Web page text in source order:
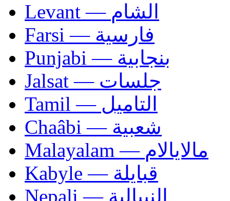
Levant — الشام
Farsi — فارسية
Punjabi — بنجابية
Jalsat — جلسات
Tamil — التاميل
Chaâbi — شعبية
Malayalam — مالايالام
Kabyle — قبايلة
Nepali — النيبالية